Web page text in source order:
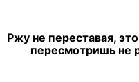
Ржу не переставая,
пересмотришь не